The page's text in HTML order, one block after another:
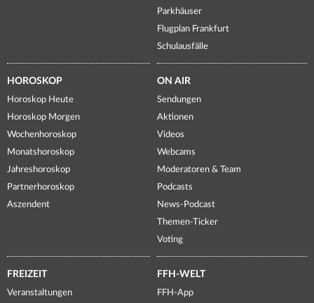
Parkhäuser
Flugplan Frankfurt
Schulausfälle
HOROSKOP
Horoskop Heute
Horoskop Morgen
Wochenhoroskop
Monatshoroskop
Jahreshoroskop
Partnerhoroskop
Aszendent
ON AIR
Sendungen
Aktionen
Videos
Webcams
Moderatoren & Team
Podcasts
News-Podcast
Themen-Ticker
Voting
FREIZEIT
Veranstaltungen
FFH-WELT
FFH-App